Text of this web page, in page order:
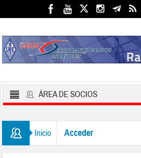
ÁREA DE SOCIOS
Inicio Acceder